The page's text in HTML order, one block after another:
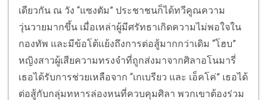
เดียวกัน ณ วัง “แซงตัม” ประชาชนก็ได้ทวีคูณความ
วุ่นวายมากขึ้น เมื่อเหล่าผู้มีศรัทธาเกิดความไม่พอใจใน
กองทัพ และมีข้อโต้แย้งถึงการต่อสู้มากกว่าเดิม “โฮบ”
หญิงสาวผู้เสียความทรงจำที่ถูกส่งมาจากศิลาอโนมารี่
เธอได้รับการช่วยเหลือจาก “เกเบรียว และ เอ็คโค่” เธอได้
ต่อสู้กับกลุ่มทหารล่องหนที่ควบคุมศิลา พวกเขาต้องร่วม